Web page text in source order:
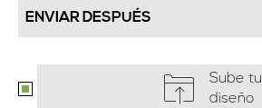
ENVIAR DESPUÉS
Sube tu
diseño